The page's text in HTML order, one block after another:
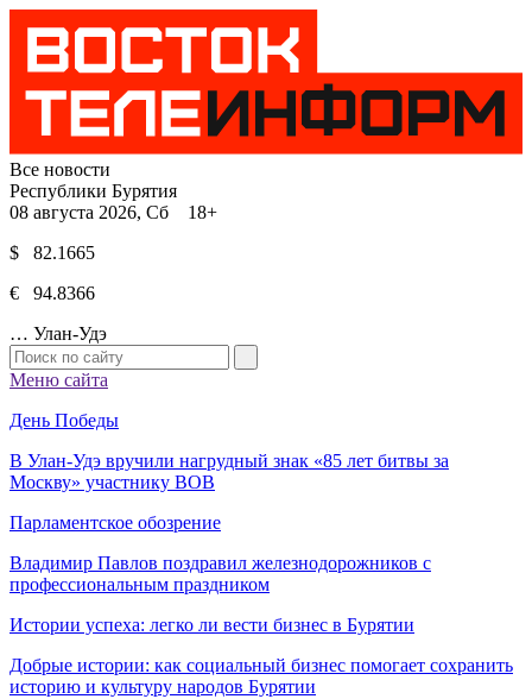
Все новости
Республики Бурятия
08 августа 2026, Сб 18+
$ 82.1665
€ 94.8366
… Улан-Удэ
Меню сайта
День Победы
В Улан-Удэ вручили нагрудный знак «85 лет битвы за
Москву» участнику ВОВ
Парламентское обозрение
Владимир Павлов поздравил железнодорожников с
профессиональным праздником
Истории успеха: легко ли вести бизнес в Бурятии
Добрые истории: как социальный бизнес помогает сохранить
историю и культуру народов Бурятии